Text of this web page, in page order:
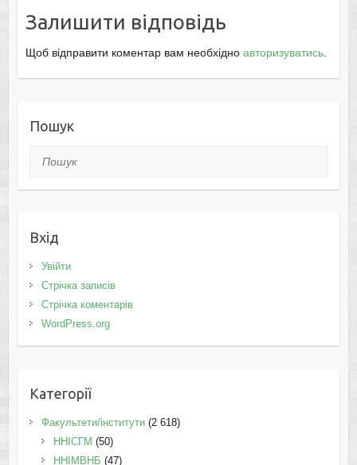
Залишити відповідь
Щоб відправити коментар вам необхідно авторизуватись.
Пошук
Пошук
Вхід
Увійти
Стрічка записів
Стрічка коментарів
WordPress.org
Категорії
Факультети/інститути(2 618)
ННІСГМ (50)
ННІМВНБ (47)